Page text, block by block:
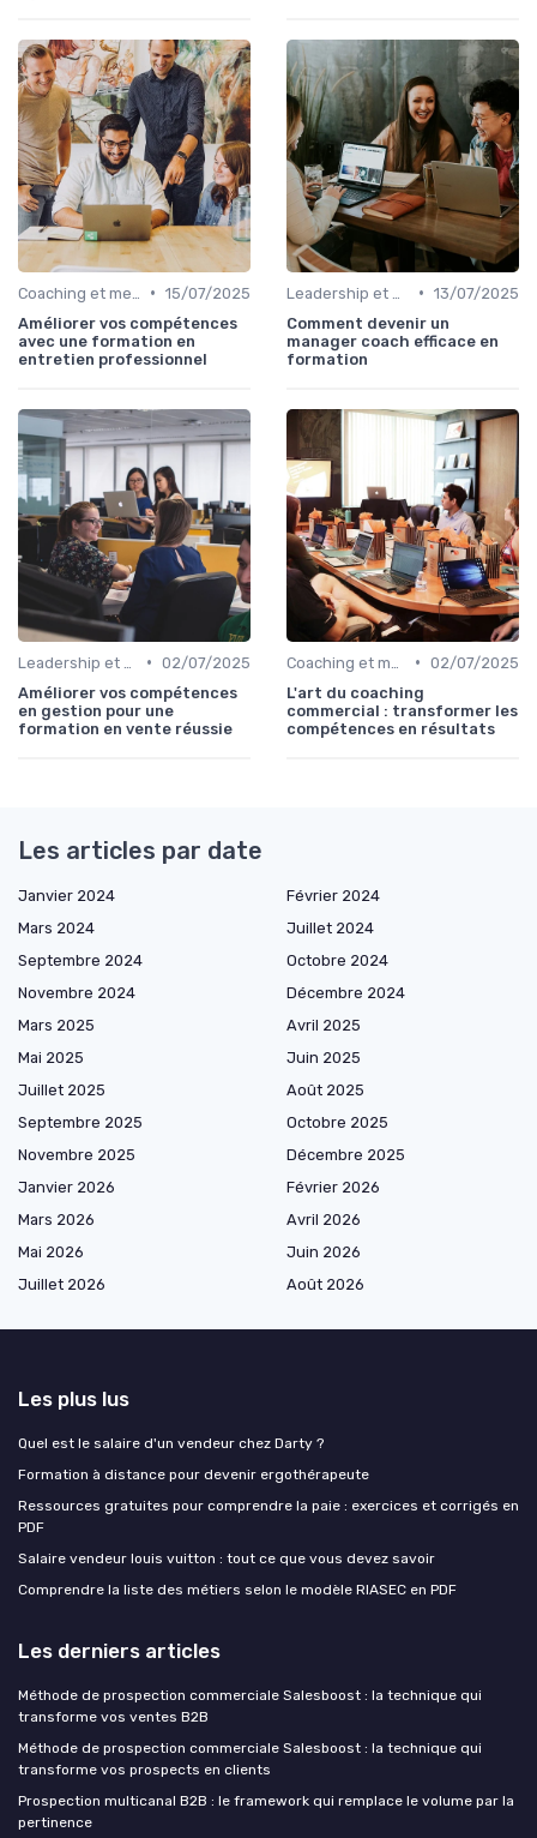
• 15/07/2025
Améliorer vos compétences
avec une formation en
entretien professionnel
• 13/07/2025
Comment devenir un
manager coach efficace en
formation
• 02/07/2025
Améliorer vos compétences
en gestion pour une
formation en vente réussie
• 02/07/2025
L'art du coaching
commercial : transformer les
compétences en résultats
Les articles par date
Janvier 2024
Février 2024
Mars 2024
Juillet 2024
Septembre 2024
Octobre 2024
Novembre 2024
Décembre 2024
Mars 2025
Avril 2025
Mai 2025
Juin 2025
Juillet 2025
Août 2025
Septembre 2025
Octobre 2025
Novembre 2025
Décembre 2025
Janvier 2026
Février 2026
Mars 2026
Avril 2026
Mai 2026
Juin 2026
Juillet 2026
Août 2026
Les plus lus
Quel est le salaire d'un vendeur chez Darty ?
Formation à distance pour devenir ergothérapeute
Ressources gratuites pour comprendre la paie : exercices et corrigés en
PDF
Salaire vendeur louis vuitton : tout ce que vous devez savoir
Comprendre la liste des métiers selon le modèle RIASEC en PDF
Les derniers articles
Méthode de prospection commerciale Salesboost : la technique qui
transforme vos ventes B2B
Méthode de prospection commerciale Salesboost : la technique qui
transforme vos prospects en clients
Prospection multicanal B2B : le framework qui remplace le volume par la
pertinence